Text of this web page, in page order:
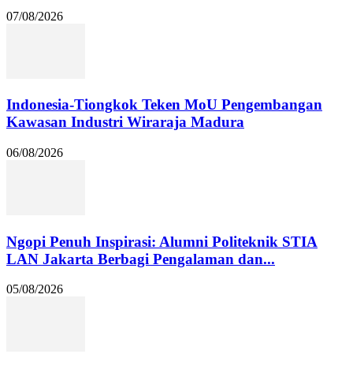
07/08/2026
Indonesia-Tiongkok Teken MoU Pengembangan
Kawasan Industri Wiraraja Madura
06/08/2026
Ngopi Penuh Inspirasi: Alumni Politeknik STIA
LAN Jakarta Berbagi Pengalaman dan...
05/08/2026